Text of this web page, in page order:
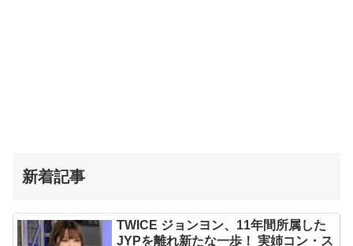
新着記事
TWICE ジョンヨン、11年間所属した
JYPを離れ新たな一歩！ 実姉コン・ス